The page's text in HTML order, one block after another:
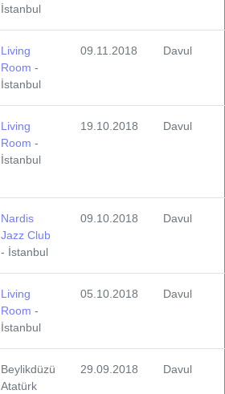
İstanbul
Living
Room -
İstanbul
09.11.2018 Davul
Living
Room -
İstanbul
19.10.2018 Davul
Nardis
Jazz Club
- İstanbul
09.10.2018 Davul
Living
Room -
İstanbul
05.10.2018 Davul
Beylikdüzü
Atatürk
29.09.2018 Davul